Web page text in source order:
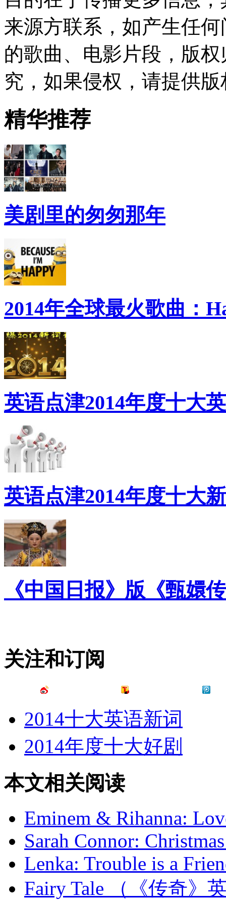
来源方联系，如产生任
的歌曲、电影片段，版
究，如果侵权，请提供
精华推荐
美剧里的匆匆那年
2014年全球最火歌曲：
英语点津2014年度十大
英语点津2014年度十大
《中国日报》版《甄嬛
关注和订阅
2014十大英语新词
2014年度十大好剧
本文相关阅读
Eminem & Rihanna:
Sarah Connor:
Lenka: Trouble is a
Fairy Tale （《传奇》